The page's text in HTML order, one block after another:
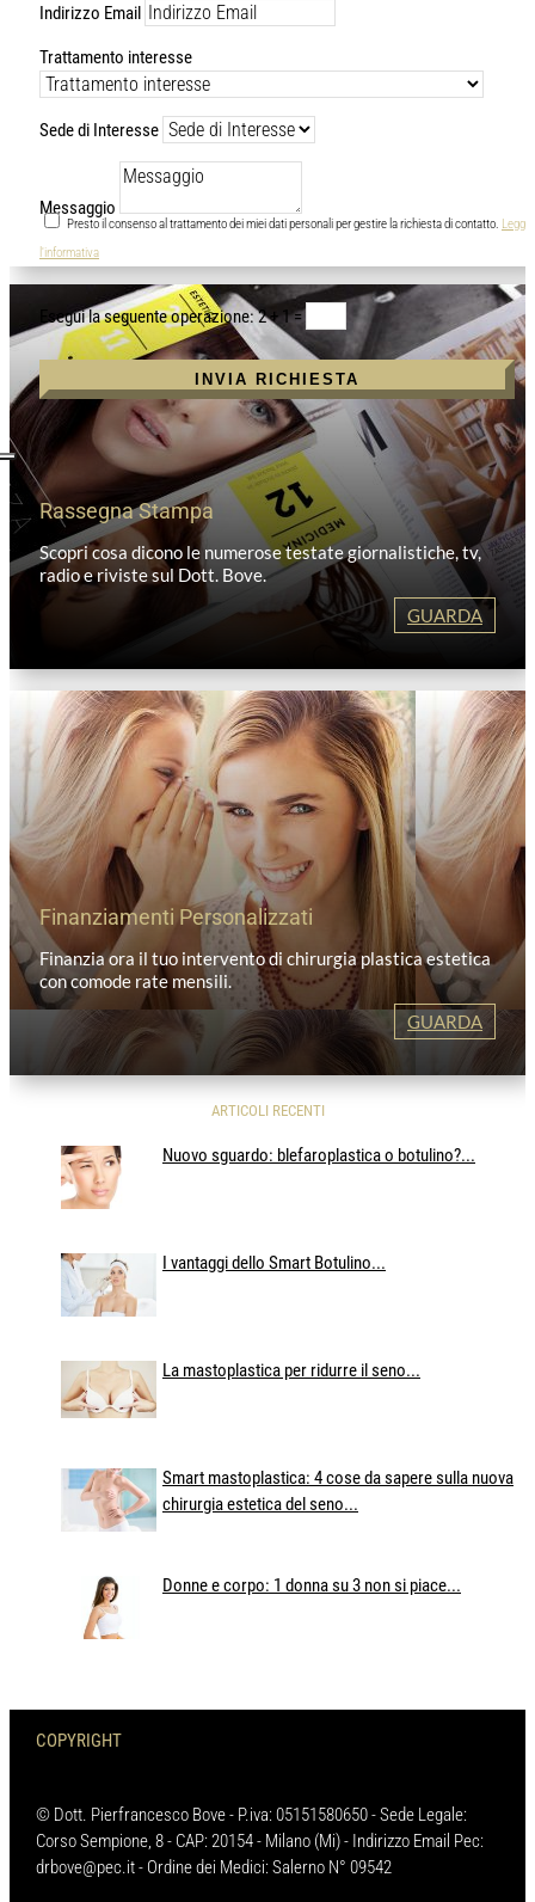
Indirizzo Email
Trattamento interesse
Sede di Interesse
Messaggio
Presto il consenso al trattamento dei miei dati personali per gestire la richiesta di contatto. Leggi
l'informativa
2 + 1=
INVIA RICHIESTA
Rassegna Stampa
Scopri cosa dicono le numerose testate giornalistiche, tv,
radio e riviste sul Dott. Bove.
GUARDA
Finanziamenti Personalizzati
Finanzia ora il tuo intervento di chirurgia plastica estetica
con comode rate mensili.
GUARDA
ARTICOLI RECENTI
Nuovo sguardo: blefaroplastica o botulino?...
I vantaggi dello Smart Botulino...
La mastoplastica per ridurre il seno...
Smart mastoplastica: 4 cose da sapere sulla nuova
chirurgia estetica del seno...
Donne e corpo: 1 donna su 3 non si piace...
COPYRIGHT
© Dott. Pierfrancesco Bove - P.iva: 05151580650 - Sede Legale:
Corso Sempione, 8 - CAP: 20154 - Milano (Mi) - Indirizzo Email Pec:
drbove@pec.it - Ordine dei Medici: Salerno N° 09542